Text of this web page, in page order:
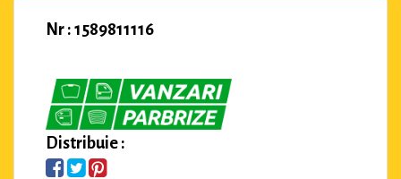
Nr : 1589811116
Distribuie :